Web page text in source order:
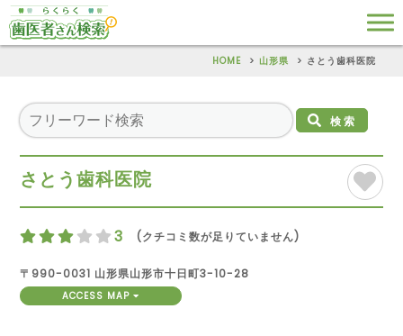
HOME 山形県 さとう歯科医院
検索
さとう歯科医院
3 (クチコミ数が足りていません)
〒990-0031 山形県山形市十日町3-10-28
ACCESS MAP